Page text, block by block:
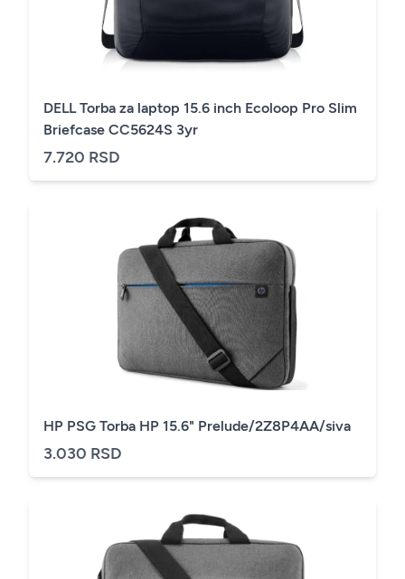
DELL Torba za laptop 15.6 inch Ecoloop Pro Slim
Briefcase CC5624S 3yr
7.720 RSD
HP PSG Torba HP 15.6" Prelude/2Z8P4AA/siva
3.030 RSD